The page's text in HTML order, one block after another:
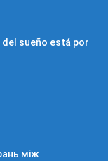
del sueño está por
між